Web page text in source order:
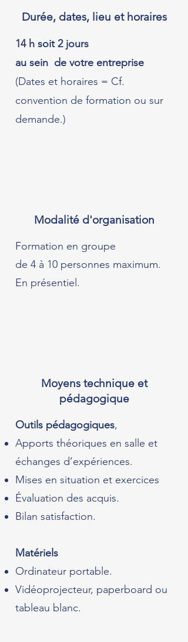
Durée, dates, lieu et horaires
14 h soit 2 jours
au sein de votre entreprise
(Dates et horaires = Cf.
convention de formation ou sur
demande.)
Modalité d'organisation
Formation en groupe
de 4 à 10 personnes maximum.
En présentiel.
Moyens technique et
pédagogique
Outils pédagogiques,
Apports théoriques en salle et
échanges d’expériences.
Mises en situation et exercices
Évaluation des acquis.
Bilan satisfaction.
Matériels
Ordinateur portable.
Vidéoprojecteur, paperboard ou
tableau blanc.